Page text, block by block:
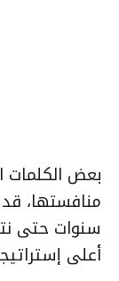
بعض الكلمات
منافستها،
سنوات حتى
أعلى